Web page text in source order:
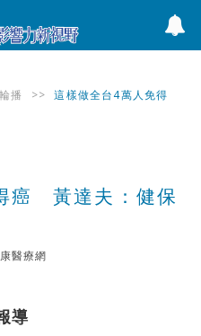
播 >>
這樣做全台4萬人免得
癌 黃達夫：健保
醫療網
導